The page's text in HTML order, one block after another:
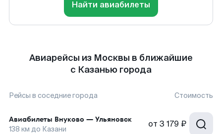
Найти авиабилеты
Авиарейсы из Москвы в ближайшие
с Казанью города
Рейсы в соседние города Стоимость
Авиабилеты Внуково — Ульяновск
138 км до Казани от 3 179 ₽